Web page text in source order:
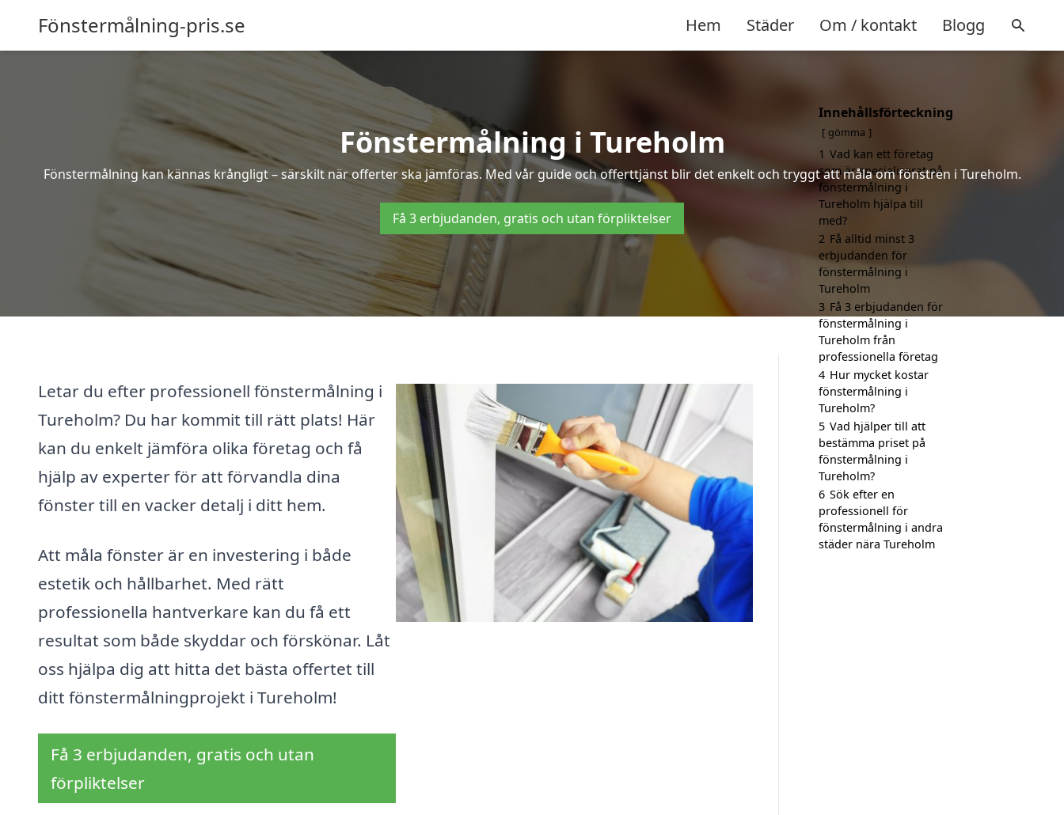
Fönstermålning-pris.se Hem Städer Om / kontakt Blogg
Fönstermålning i Tureholm
Fönstermålning kan kännas krångligt – särskilt när offerter ska jämföras. Med vår guide och offerttjänst blir det enkelt och tryggt att måla om fönstren i Tureholm.
Få 3 erbjudanden, gratis och utan förpliktelser
Letar du efter professionell fönstermålning i
Tureholm? Du har kommit till rätt plats! Här
kan du enkelt jämföra olika företag och få
hjälp av experter för att förvandla dina
fönster till en vacker detalj i ditt hem.
Att måla fönster är en investering i både
estetik och hållbarhet. Med rätt
professionella hantverkare kan du få ett
resultat som både skyddar och förskönar. Låt
oss hjälpa dig att hitta det bästa offertet till
ditt fönstermålningprojekt i Tureholm!
Få 3 erbjudanden, gratis och utan
förpliktelser
Innehållsförteckning
gömma
1 Vad kan ett företag
som är specialiserat på
fönstermålning i
Tureholm hjälpa till
med?
2 Få alltid minst 3
erbjudanden för
fönstermålning i
Tureholm
3 Få 3 erbjudanden för
fönstermålning i
Tureholm från
professionella företag
4 Hur mycket kostar
fönstermålning i
Tureholm?
5 Vad hjälper till att
bestämma priset på
fönstermålning i
Tureholm?
6 Sök efter en
professionell för
fönstermålning i andra
städer nära Tureholm